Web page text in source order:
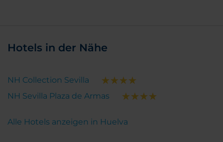
Hotels in der Nähe
NH Collection Sevilla
NH Sevilla Plaza de Armas
Alle Hotels anzeigen in Huelva